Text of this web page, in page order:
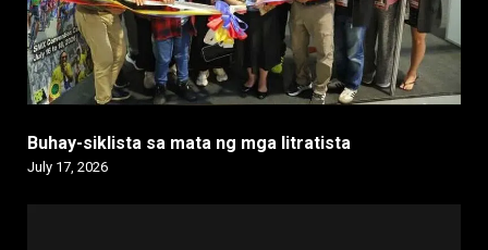
Buhay-siklista sa mata ng mga litratista
July 17, 2026